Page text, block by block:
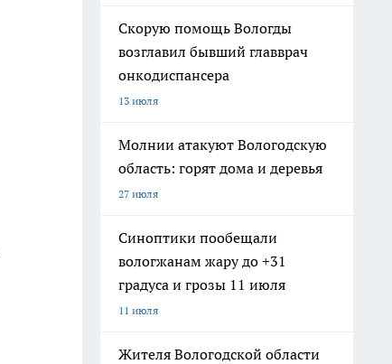
Скорую помощь Вологды
возглавил бывший главврач
онкодиспансера
13 июля
Молнии атакуют Вологодскую
область: горят дома и деревья
27 июля
Синоптики пообещали
вологжанам жару до +31
градуса и грозы 11 июля
11 июля
Жителя Вологодской области